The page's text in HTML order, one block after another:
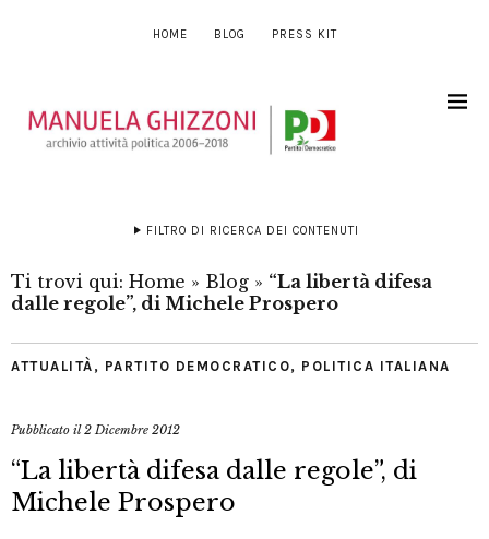
HOME BLOG PRESS KIT
FILTRO DI RICERCA DEI CONTENUTI
Ti trovi qui: Home » Blog » “La libertà difesa
dalle regole”, di Michele Prospero
ATTUALITÀ , PARTITO DEMOCRATICO, POLITICA ITALIANA
Pubblicato il2 Dicembre 2012
“La libertà difesa dalle regole”, di
Michele Prospero